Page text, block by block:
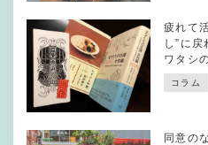
疲れて
し”に
ワタシ
コラム
同意の